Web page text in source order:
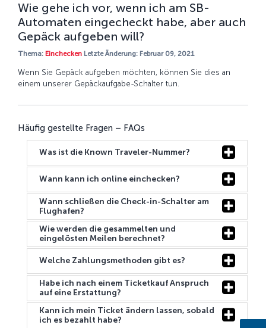
Wie gehe ich vor, wenn ich am SB-
Automaten eingecheckt habe, aber auch
Gepäck aufgeben will?
Thema: Einchecken Letzte Änderung: Februar 09, 2021
Wenn Sie Gepäck aufgeben möchten, können Sie dies an
einem unserer Gepäckaufgabe-Schalter tun.
Häufig gestellte Fragen – FAQs
Was ist die Known Traveler-Nummer?
Wann kann ich online einchecken?
Wann schließen die Check-in-Schalter am
Flughafen?
Wie werden die gesammelten und
eingelösten Meilen berechnet?
Welche Zahlungsmethoden gibt es?
Habe ich nach einem Ticketkauf Anspruch
auf eine Erstattung?
Kann ich mein Ticket ändern lassen, sobald
ich es bezahlt habe?